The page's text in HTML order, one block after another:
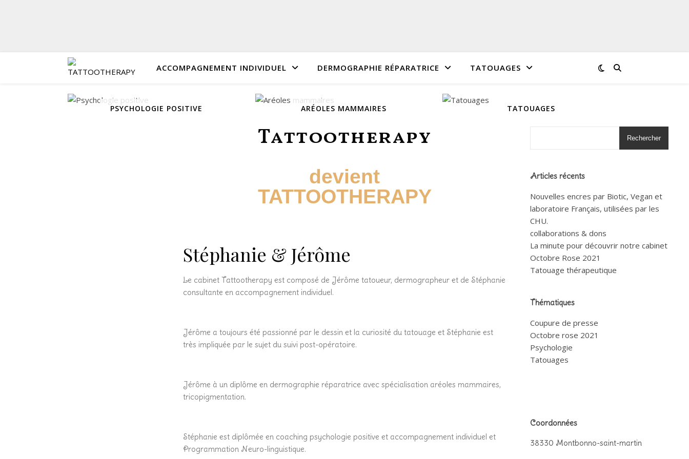
ACCOMPAGNEMENT INDIVIDUEL DERMOGRAPHIE RÉPARATRICE TATOUAGES
PSYCHOLOGIE POSITIVE ARÉOLES MAMMAIRES TATOUAGES
Tattootherapy
devient
TATTOOTHERAPY
Stéphanie & Jérôme
Le cabinet Tattootherapy est composé de Jérôme tatoueur, dermographeur et de Stéphanie
consultante en accompagnement individuel.
Jérôme a toujours été passionné par le dessin et la curiosité du tatouage et Stéphanie est
très impliquée par le sujet du suivi post-opératoire.
Jérôme à un diplôme en dermographie réparatrice avec spécialisation aréoles mammaires,
tricopigmentation.
Stéphanie est diplômée en coaching psychologie positive et accompagnement individuel et
Programmation Neuro-linguistique.
Rechercher
Articles récents
Nouvelles encres par Biotic, Vegan et
laboratoire Français, utilisées par les
CHU.
collaborations & dons
La minute pour découvrir notre cabinet
Octobre Rose 2021
Tatouage thérapeutique
Thématiques
Coupure de presse
Octobre rose 2021
Psychologie
Tatouages
Coordonnées
38330 Montbonno-saint-martin